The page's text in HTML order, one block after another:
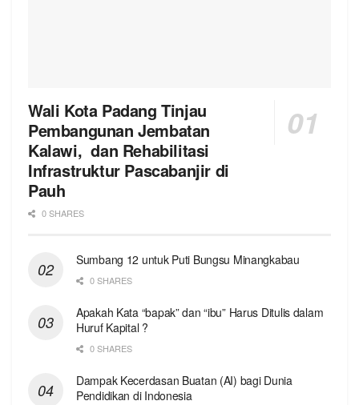
Wali Kota Padang Tinjau
Pembangunan Jembatan
Kalawi, dan Rehabilitasi
Infrastruktur Pascabanjir di
Pauh
0 SHARES
Sumbang 12 untuk Puti Bungsu Minangkabau
0 SHARES
Apakah Kata “bapak” dan “ibu” Harus Ditulis dalam
Huruf Kapital ?
0 SHARES
Dampak Kecerdasan Buatan (AI) bagi Dunia
Pendidikan di Indonesia